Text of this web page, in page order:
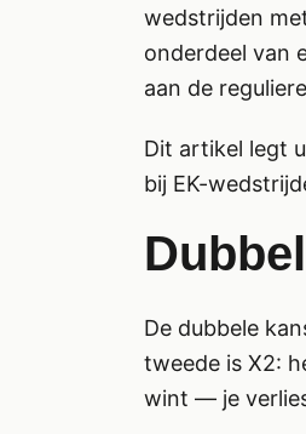
wedstrijden
onderdeel van
aan de
Dit artikel legt
bij EK-
De dubbele
tweede is X2:
wint — je